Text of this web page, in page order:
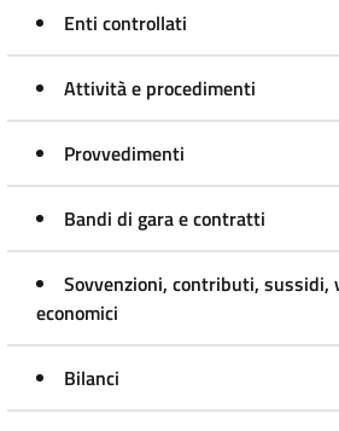
Enti controllati
Attività e procedimenti
Provvedimenti
Bandi di gara e contratti
Sovvenzioni, contributi, sussidi,
economici
Bilanci